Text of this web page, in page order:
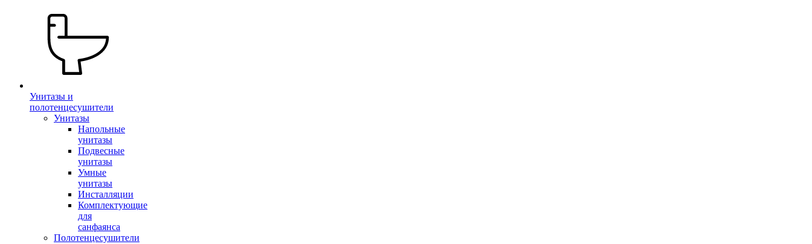
Унитазы и
полотенцесушители
Унитазы
Напольные
унитазы
Подвесные
унитазы
Умные
унитазы
Инсталляции
Комплектующие
для
санфаянса
Полотенцесушители